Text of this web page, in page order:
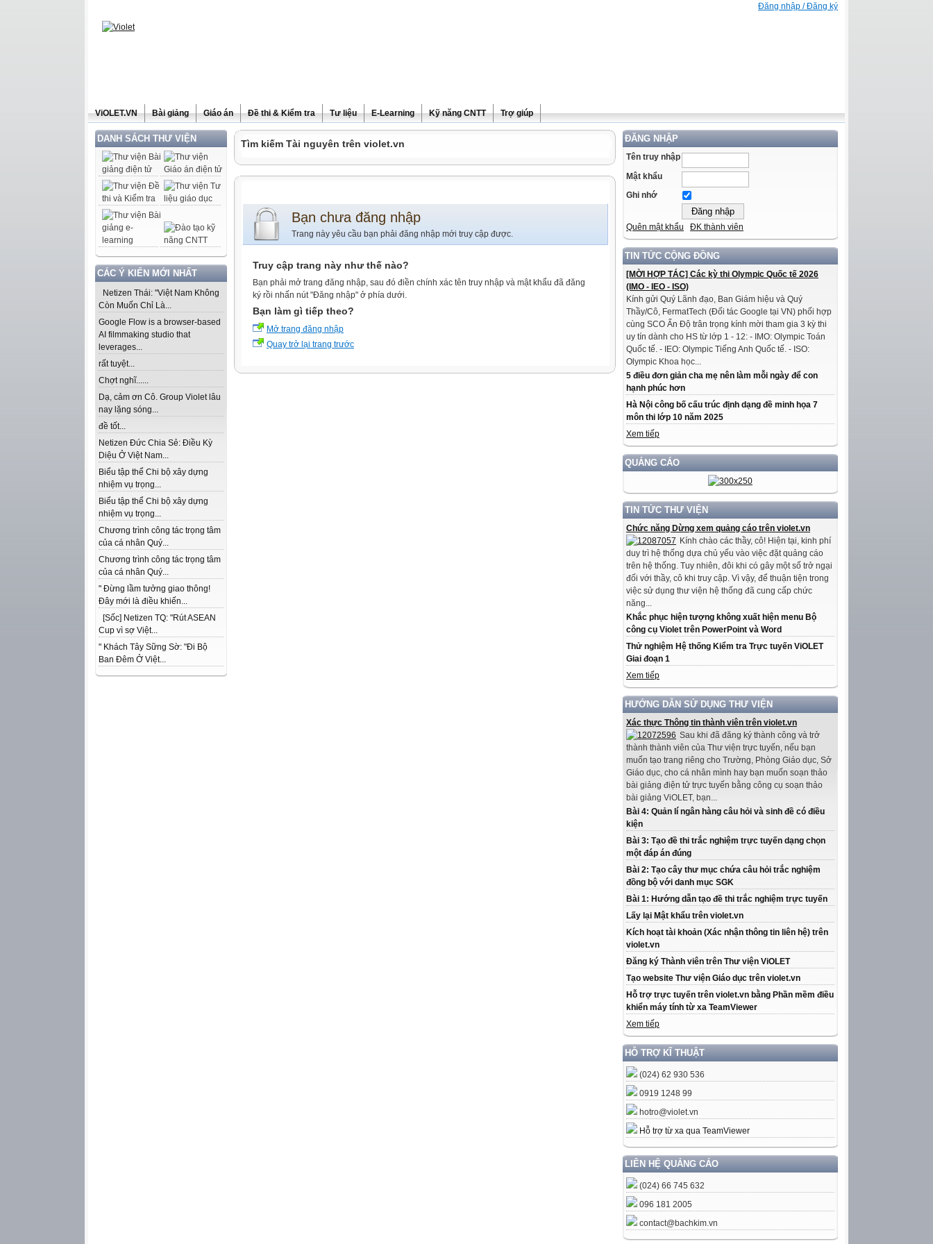
Đăng nhập / Đăng ký
ViOLET.VN Bài giảng Giáo án Đề thi & Kiểm tra Tư liệu E-Learning Kỹ năng CNTT Trợ giúp
DANH SÁCH THƯ VIỆN
CÁC Ý KIẾN MỚI NHẤT
Netizen Thái: "Việt Nam Không
Còn Muốn Chỉ Là...
Google Flow is a browser-based
AI filmmaking studio that
leverages...
rất tuyệt...
Chợt nghĩ......
Dạ, cảm ơn Cô. Group Violet lâu
nay lặng sóng...
đề tốt...
Netizen Đức Chia Sẻ: Điều Kỳ
Diệu Ở Việt Nam...
Biểu tập thể Chi bộ xây dựng
nhiệm vụ trọng...
Biểu tập thể Chi bộ xây dựng
nhiệm vụ trọng...
Chương trình công tác trọng tâm
của cá nhân Quý...
Chương trình công tác trọng tâm
của cá nhân Quý...
" Đừng lầm tưởng giao thông!
Đây mới là điều khiến...
[Sốc] Netizen TQ: "Rút ASEAN
Cup vì sợ Việt...
" Khách Tây Sững Sờ: "Đi Bộ
Ban Đêm Ở Việt...
ĐĂNG NHẬP
Tên truy nhập
Mật khẩu
Ghi nhớ
Quên mật khẩu ĐK thành viên
TIN TỨC CỘNG ĐỒNG
[MỜI HỢP TÁC] Các kỳ thi Olympic Quốc tế 2026
(IMO - IEO - ISO)
Kính gửi Quý Lãnh đạo, Ban Giám hiệu và Quý
Thầy/Cô, FermatTech (Đối tác Google tại VN) phối hợp
cùng SCO Ấn Độ trân trọng kính mời tham gia 3 kỳ thi
uy tín dành cho HS từ lớp 1 - 12: - IMO: Olympic Toán
Quốc tế. - IEO: Olympic Tiếng Anh Quốc tế. - ISO:
Olympic Khoa học...
5 điều đơn giản cha mẹ nên làm mỗi ngày để con
hạnh phúc hơn
Hà Nội công bố cấu trúc định dạng đề minh họa 7
môn thi lớp 10 năm 2025
Xem tiếp
QUẢNG CÁO
TIN TỨC THƯ VIỆN
Chức năng Dừng xem quảng cáo trên violet.vn
Kính chào các thầy, cô! Hiện tại, kinh phí
duy trì hệ thống dựa chủ yếu vào việc đặt quảng cáo
trên hệ thống. Tuy nhiên, đôi khi có gây một số trở ngại
đối với thầy, cô khi truy cập. Vì vậy, để thuận tiện trong
việc sử dụng thư viện hệ thống đã cung cấp chức
năng...
Khắc phục hiện tượng không xuất hiện menu Bộ
công cụ Violet trên PowerPoint và Word
Thử nghiệm Hệ thống Kiểm tra Trực tuyến ViOLET
Giai đoạn 1
Xem tiếp
HƯỚNG DẪN SỬ DỤNG THƯ VIỆN
Xác thực Thông tin thành viên trên violet.vn
Sau khi đã đăng ký thành công và trở
thành thành viên của Thư viện trực tuyến, nếu bạn
muốn tạo trang riêng cho Trường, Phòng Giáo dục, Sở
Giáo dục, cho cá nhân mình hay bạn muốn soạn thảo
bài giảng điện tử trực tuyến bằng công cụ soạn thảo
bài giảng ViOLET, bạn...
Bài 4: Quản lí ngân hàng câu hỏi và sinh đề có điều
kiện
Bài 3: Tạo đề thi trắc nghiệm trực tuyến dạng chọn
một đáp án đúng
Bài 2: Tạo cây thư mục chứa câu hỏi trắc nghiệm
đồng bộ với danh mục SGK
Bài 1: Hướng dẫn tạo đề thi trắc nghiệm trực tuyến
Lấy lại Mật khẩu trên violet.vn
Kích hoạt tài khoản (Xác nhận thông tin liên hệ) trên
violet.vn
Đăng ký Thành viên trên Thư viện ViOLET
Tạo website Thư viện Giáo dục trên violet.vn
Hỗ trợ trực tuyến trên violet.vn bằng Phần mềm điều
khiển máy tính từ xa TeamViewer
Xem tiếp
HỖ TRỢ KĨ THUẬT
(024) 62 930 536
0919 1248 99
hotro@violet.vn
Hỗ trợ từ xa qua TeamViewer
LIÊN HỆ QUẢNG CÁO
(024) 66 745 632
096 181 2005
contact@bachkim.vn
Tìm kiếm Tài nguyên trên violet.vn
Bạn chưa đăng nhập
Trang này yêu cầu bạn phải đăng nhập mới truy cập được.
Truy cập trang này như thế nào?
Bạn phải mở trang đăng nhập, sau đó điền chính xác tên truy nhập và mật khẩu đã đăng
ký rồi nhấn nút "Đăng nhập" ở phía dưới.
Bạn làm gì tiếp theo?
Mở trang đăng nhập
Quay trở lại trang trước